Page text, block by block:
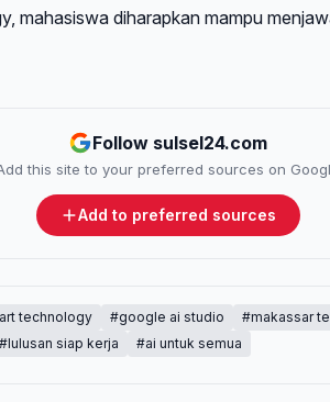
mahasiswa diharapkan mampu
Follow sulsel24.com
this site to your preferred sources on
Add to preferred sources
technology #google ai studio #makassar
#lulusan siap kerja #ai untuk semua